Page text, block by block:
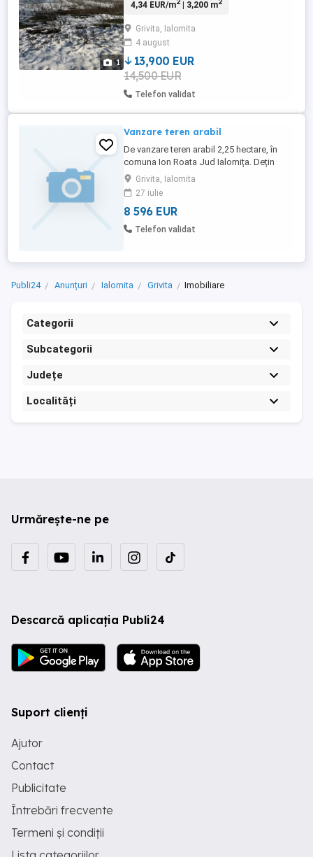
1
4,34 EUR/m2| 3,200 m2
Grivita, Ialomita
4 august
13,900 EUR
14,500 EUR
Telefon validat
Vanzare teren arabil
De vanzare teren arabil 2,25 hectare, în
comuna Ion Roata Jud Ialomița. Dețin
toate actele ,carte funciara.
Grivita, Ialomita
27 iulie
8 596 EUR
Telefon validat
Publi24 Anunțuri Ialomita Grivita Imobiliare
Categorii
Subcategorii
Județe
Localități
Urmărește-ne pe
Descarcă aplicația Publi24
Suport clienți
Ajutor
Contact
Publicitate
Întrebări frecvente
Termeni și condiții